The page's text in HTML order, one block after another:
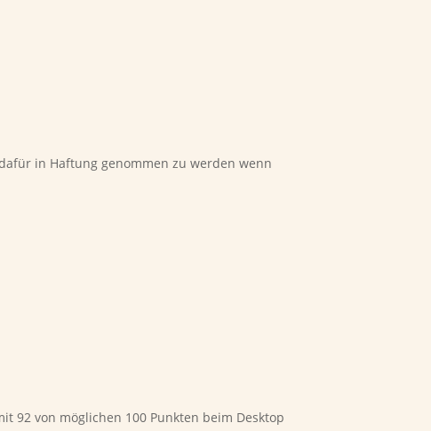
in Haftung genommen zu werden wenn
von möglichen 100 Punkten beim Desktop